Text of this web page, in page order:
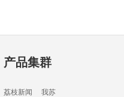
产品集群
荔枝新闻 我苏